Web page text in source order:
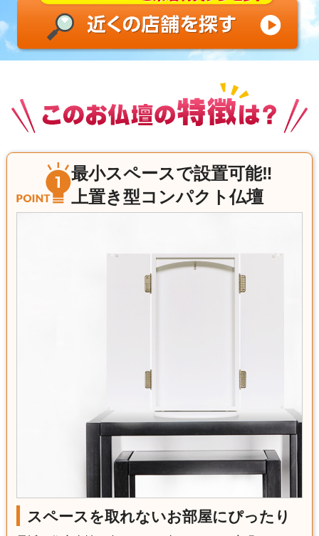
最小スペースで設置可能‼
上置き型コンパクト仏壇
スペースを取れないお部屋にぴったり